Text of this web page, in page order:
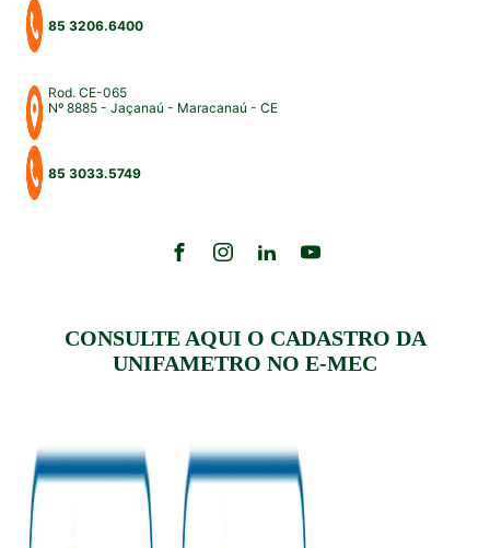
85 3206.6400
Rod. CE-065
Nº 8885 - Jaçanaú - Maracanaú - CE
85 3033.5749
CONSULTE AQUI O CADASTRO DA
UNIFAMETRO NO E-MEC